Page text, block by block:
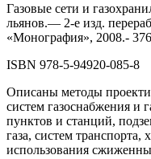
Газовые сети и
льянов.— 2-е изд.
«Монография», 2008.-
ISBN 978-5-94920-085-8
Описаны методы
систем газоснабжения и
пунктов и станций,
газа, систем транспорта,
использования